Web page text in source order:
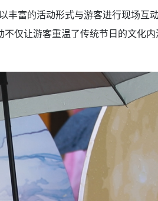
丰富的活动形式与游客进行现场互
仅让游客重温了传统节日的文化